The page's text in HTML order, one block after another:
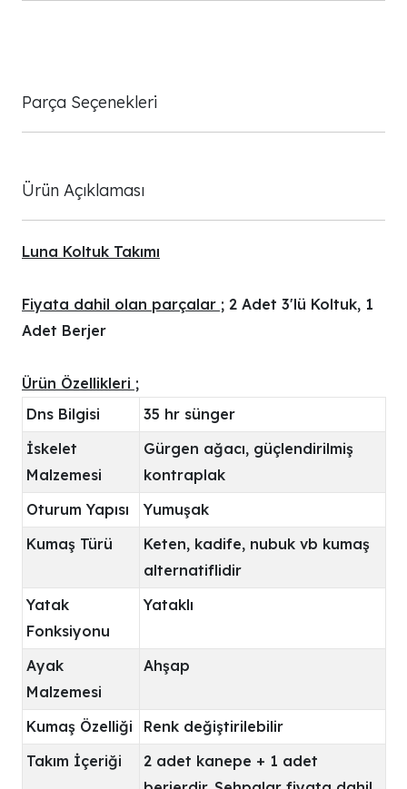
Parça Seçenekleri
Ürün Açıklaması
Luna Koltuk Takımı
Fiyata dahil olan parçalar ; 2 Adet 3'lü Koltuk, 1
Adet Berjer
Ürün Özellikleri ;
Dns Bilgisi
35 hr sünger
İskelet
Malzemesi
Gürgen ağacı, güçlendirilmiş
kontraplak
Oturum Yapısı
Yumuşak
Kumaş Türü
Keten, kadife, nubuk vb kumaş
alternatiflidir
Yatak
Fonksiyonu
Yataklı
Ayak
Malzemesi
Ahşap
Kumaş Özelliği
Renk değiştirilebilir
Takım İçeriği
2 adet kanepe + 1 adet